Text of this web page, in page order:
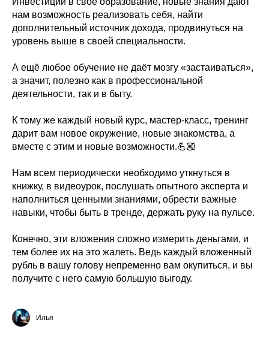
нам возможность реализовать себя, найти
дополнительный источник дохода, продвинуться на
уровень выше в своей специальности.
А ещё любое обучение не даёт мозгу «застаиваться»,
а значит, полезно как в профессиональной
деятельности, так и в быту.
К тому же каждый новый курс, мастер-класс, тренинг
дарит вам новое окружение, новые знакомства, а
вместе с этим и новые возможности.💪🏼
Нам всем периодически необходимо уткнуться в
книжку, в видеоурок, послушать опытного эксперта и
наполниться ценными знаниями, обрести важные
навыки, чтобы быть в тренде, держать руку на пульсе.
Конечно, эти вложения сложно измерить деньгами, и
тем более их на это жалеть. Ведь каждый вложенный
рубль в вашу голову непременно вам окупиться, и вы
получите с него самую большую выгоду.
Илья